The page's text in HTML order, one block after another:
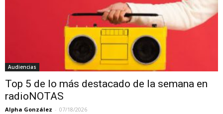
Audiencias
Top 5 de lo más destacado de la semana en
radioNOTAS
Alpha González - 07/18/2026